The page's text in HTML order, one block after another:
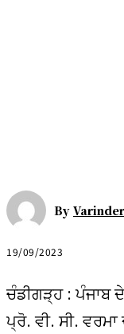
By
19/09/2023
ਚੰਡੀਗੜ੍ਹ : ਪੰਜਾਬ
ਪ੍ਰੋ. ਵੀ. ਸੀ.